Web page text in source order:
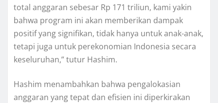
total anggaran sebesar Rp 171 triliun, kami yakin
bahwa program ini akan memberikan dampak
positif yang signifikan, tidak hanya untuk anak-anak,
tetapi juga untuk perekonomian Indonesia secara
keseluruhan,” tutur Hashim.
Hashim menambahkan bahwa pengalokasian
anggaran yang tepat dan efisien ini diperkirakan